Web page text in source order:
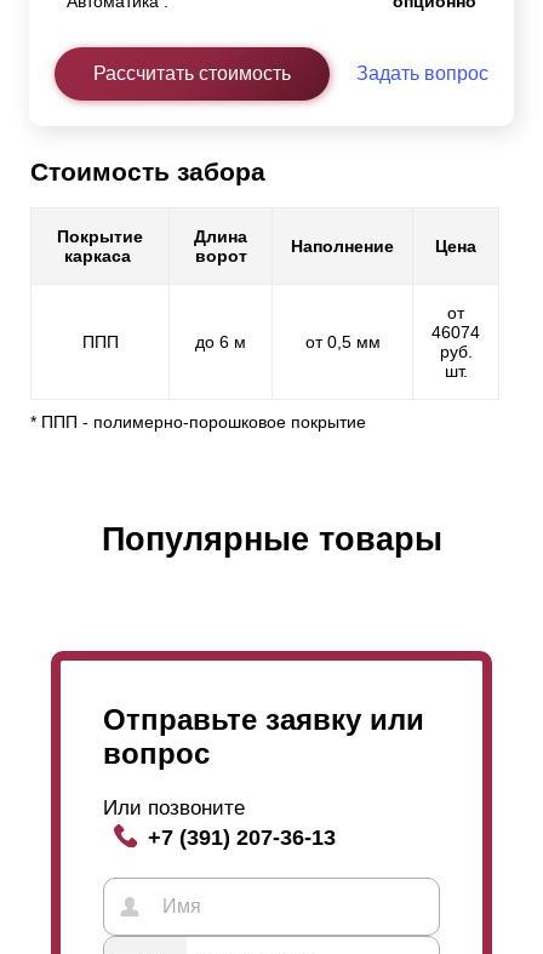
Рассчитать стоимость Задать вопрос
Стоимость забора
Покрытие
каркаса
Длина
ворот
Наполнение Цена
ППП до 6 м от 0,5 мм
от
46074
руб.
шт.
* ППП - полимерно-порошковое покрытие
Популярные товары
Отправьте заявку или
вопрос
Или позвоните
+7 (391) 207-36-13